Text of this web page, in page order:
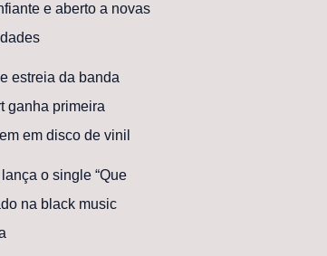
e aberto a novas
estreia da banda
ganha primeira
em disco de vinil
o single “Que
na black music